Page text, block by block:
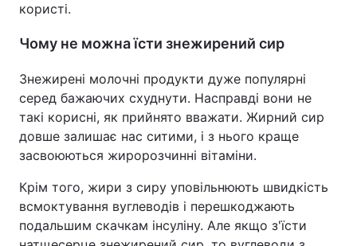
користі.
Чому не можна їсти знежирений сир
Знежирені молочні продукти дуже популярні
серед бажаючих схуднути. Насправді вони не
такі корисні, як прийнято вважати. Жирний сир
довше залишає нас ситими, і з нього краще
засвоюються жиророзчинні вітаміни.
Крім того, жири з сиру уповільнюють швидкість
всмоктування вуглеводів і перешкоджають
подальшим скачкам інсуліну. Але якщо з'їсти